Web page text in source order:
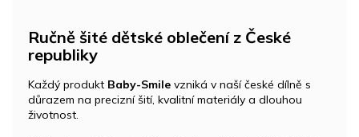
Ručně šité dětské oblečení z České
republiky
Každý produkt Baby-Smile vzniká v naší české dílně s
důrazem na precizní šití, kvalitní materiály a dlouhou
životnost.